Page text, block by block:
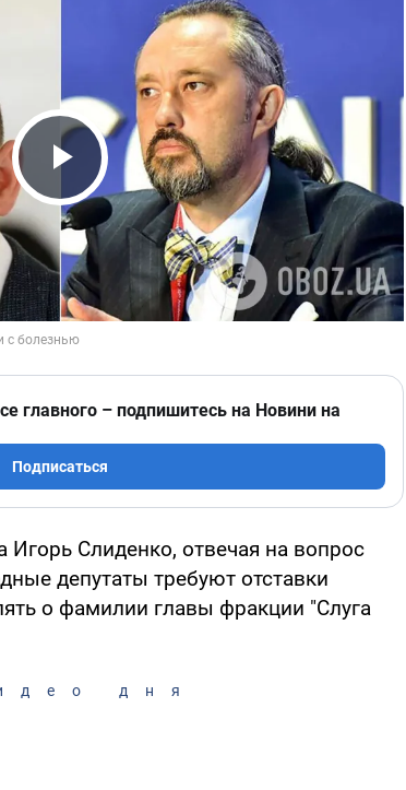
Play Video
главного – подпишитесь на Новини на
Подписаться
Игорь Слиденко, отвечая на вопрос
депутаты требуют отставки
о фамилии главы фракции "Слуга
дня